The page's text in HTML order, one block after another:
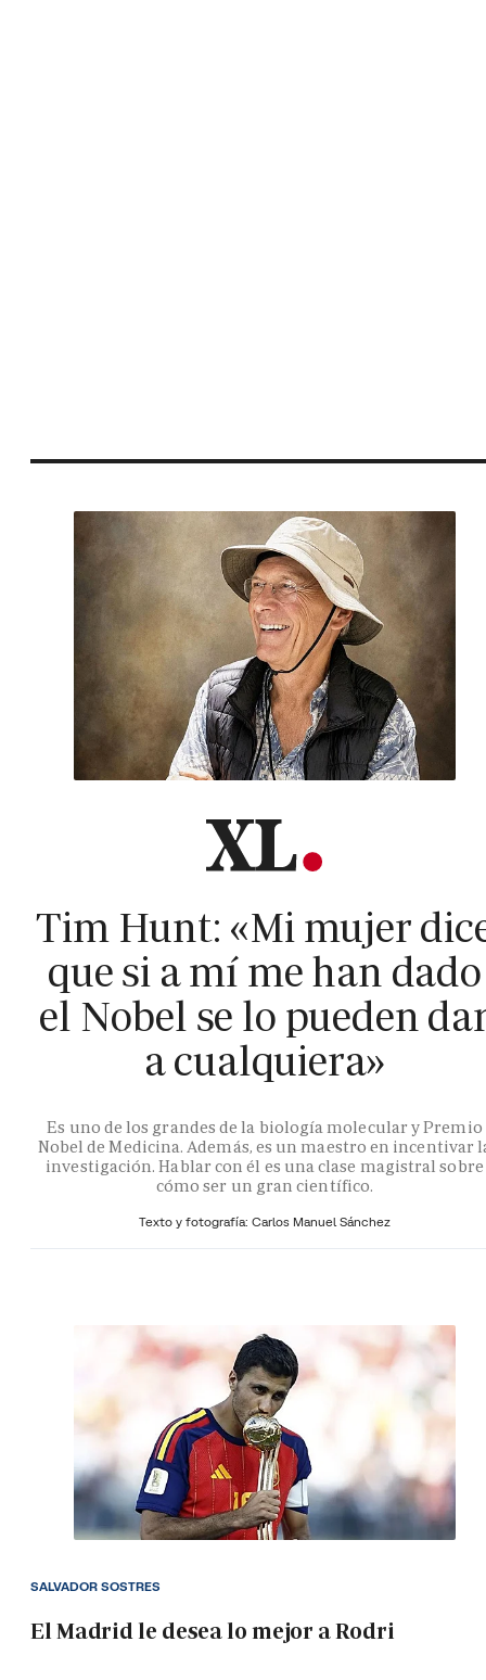
Tim Hunt: «Mi mujer
que si a mí me han dado
el Nobel se lo pueden
a cualquiera»
Es uno de los grandes de la biología molecular y Premio
Nobel de Medicina. Además, es un maestro en incentivar
investigación. Hablar con él es una clase magistral sobre
cómo ser un gran científico.
Texto y fotografía: Carlos Manuel Sánchez
El Madrid le desea lo mejor a Rodri
SALVADOR SOSTRES